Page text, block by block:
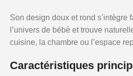
Son design doux et rond s’intègre
l’univers de bébé et trouve
cuisine, la chambre ou l’espace
Caractéristiques